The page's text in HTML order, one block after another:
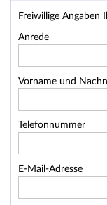
Freiwillige Angaben
Anrede
Vorname und
Telefonnummer
E-Mail-Adresse